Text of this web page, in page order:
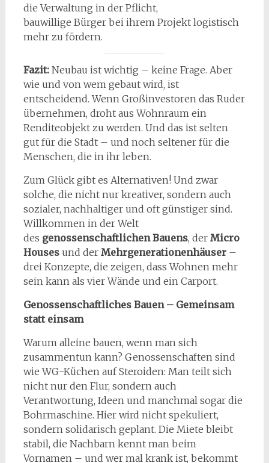
die Verwaltung in der Pflicht,
bauwillige Bürger bei ihrem Projekt logistisch
mehr zu fördern.
Fazit:Neubau ist wichtig – keine Frage. Aber
wie und von wem gebaut wird, ist
entscheidend. Wenn Großinvestoren das Ruder
übernehmen, droht aus Wohnraum ein
Renditeobjekt zu werden. Und das ist selten
gut für die Stadt – und noch seltener für die
Menschen, die in ihr leben.
Zum Glück gibt es Alternativen! Und zwar
solche, die nicht nur kreativer, sondern auch
sozialer, nachhaltiger und oft günstiger sind.
Willkommen in der Welt
des genossenschaftlichen Bauens, der Micro
Housesund der Mehrgenerationenhäuser–
drei Konzepte, die zeigen, dass Wohnen mehr
sein kann als vier Wände und ein Carport.
Genossenschaftliches Bauen – Gemeinsam
statt einsam
Warum alleine bauen, wenn man sich
zusammentun kann? Genossenschaften sind
wie WG-Küchen auf Steroiden: Man teilt sich
nicht nur den Flur, sondern auch
Verantwortung, Ideen und manchmal sogar die
Bohrmaschine. Hier wird nicht spekuliert,
sondern solidarisch geplant. Die Miete bleibt
stabil, die Nachbarn kennt man beim
Vornamen – und wer mal krank ist, bekommt